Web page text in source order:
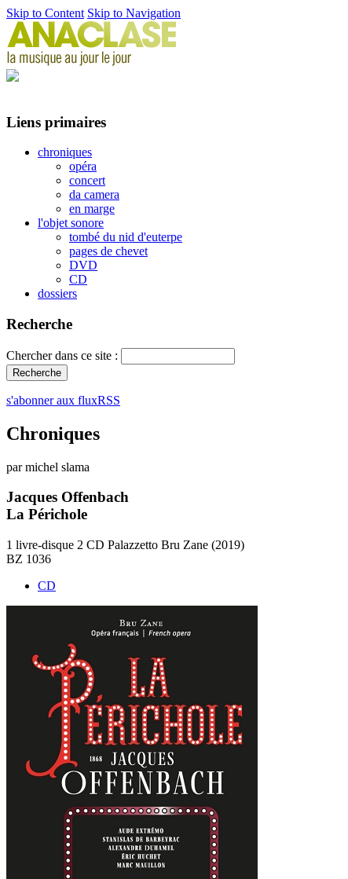
Skip to Content Skip to Navigation
Liens primaires
chroniques
opéra
concert
da camera
en marge
l'objet sonore
tombé du nid d'euterpe
pages de chevet
DVD
CD
dossiers
Recherche
Chercher dans ce site :
s'abonner aux fluxRSS
Chroniques
par michel slama
Jacques Offenbach
La Périchole
1 livre-disque 2 CD Palazzetto Bru Zane (2019)
BZ 1036
CD